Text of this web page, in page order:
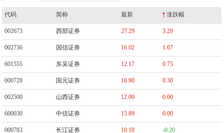
代码 简称 最新 涨跌幅
002673 西部证券 27.29 3.29
002736 国信证券 16.02 1.07
601555 东吴证券 12.17 0.75
000728 国元证券 16.90 0.30
002500 山西证券 12.00 0.00
600030 中信证券 15.89 0.00
000783 长江证券 10.18 -0.20